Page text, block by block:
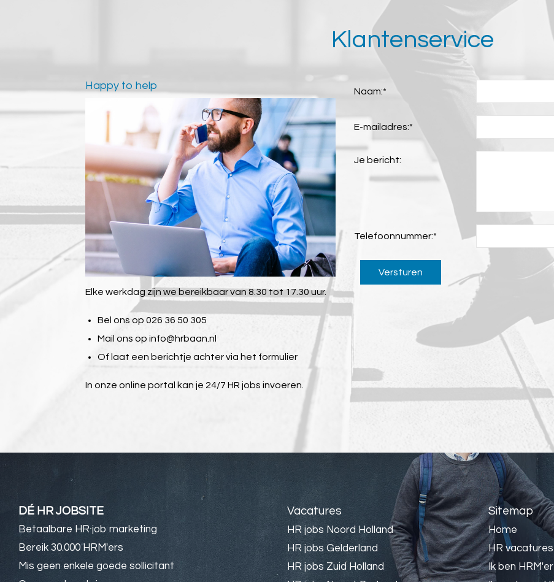
Klantenservice
Happy to help
Elke werkdag zijn we bereikbaar van 8.30 tot 17.30 uur.
Bel ons op 026 36 50 305
Mail ons opinfo@hrbaan.nl
Of laat een berichtje achter via het formulier
In onze online portal kan je 24/7 HR jobs invoeren.
Naam:*
E-mailadres:*
Je bericht:
Telefoonnummer:*
Versturen
DÉ HR JOBSITE
Betaalbare HR job marketing
Bereik 30.000 HRM'ers
Mis geen enkele goede sollicitant
Vacatures
HR jobs Noord Holland
HR jobs Gelderland
HR jobs Zuid Holland
Sitemap
Home
HR vacatures
Ik ben HRM'er